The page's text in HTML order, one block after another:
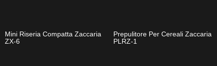
Mini Riseria Compatta Zaccaria
ZX-6
Prepulitore Per Cereali Zaccaria
PLRZ-1